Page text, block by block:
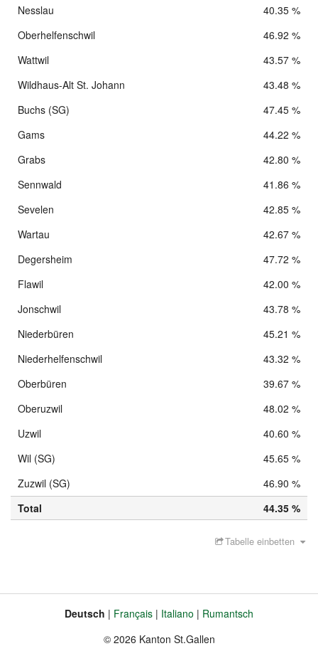
Nesslau
40.35 %
Oberhelfenschwil
46.92 %
Wattwil
43.57 %
Wildhaus-Alt St. Johann
43.48 %
Buchs (SG)
47.45 %
Gams
44.22 %
Grabs
42.80 %
Sennwald
41.86 %
Sevelen
42.85 %
Wartau
42.67 %
Degersheim
47.72 %
Flawil
42.00 %
Jonschwil
43.78 %
Niederbüren
45.21 %
Niederhelfenschwil
43.32 %
Oberbüren
39.67 %
Oberuzwil
48.02 %
Uzwil
40.60 %
Wil (SG)
45.65 %
Zuzwil (SG)
46.90 %
Total
44.35 %
Tabelle einbetten
FusszeileDeutsch Français Italiano
Rumantsch
© 2026 Kanton St.Gallen